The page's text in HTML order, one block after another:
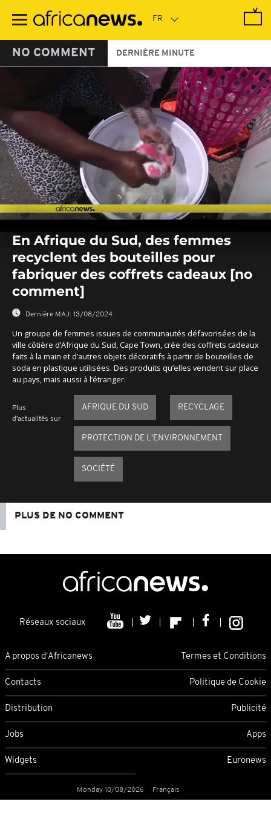
contenu
NO COMMENT DERNIÈRE MINUTE
seconds
seconds
En Afrique du Sud, des femmes
recyclent des bouteilles pour
fabriquer des coffrets cadeaux [no
comment]
Dernière MAJ: 13/08/2024
Un groupe de femmes issues de communautés défavorisées de la
ville côtière d’Afrique du Sud, Cape Town, crée des coffrets cadeaux
faits à la main et d’autres objets décoratifs à partir de bouteilles de
soda en plastique utilisées. Des produits qu’elles vendent sur place
au pays, mais aussi à l‘étranger.
Plus
d'actualités sur
AFRIQUE DU SUD RECYCLAGE
PROTECTION DE L'ENVIRONNEMENT
SOCIÉTÉ
PLUS DE NO COMMENT
Réseaux sociaux
A propos d'Africanews Termes et Conditions
Contacts Politique de Cookie
Distribution Publicité
Jobs Apps
Widgets Euronews
Monday 10/08/2026